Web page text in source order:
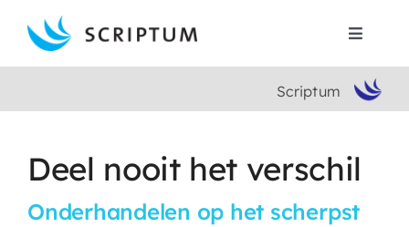
content
Toggle
Boeken
Auteurs
Scriptum
Deel nooit het verschil
Onderhandelen op het scherpst